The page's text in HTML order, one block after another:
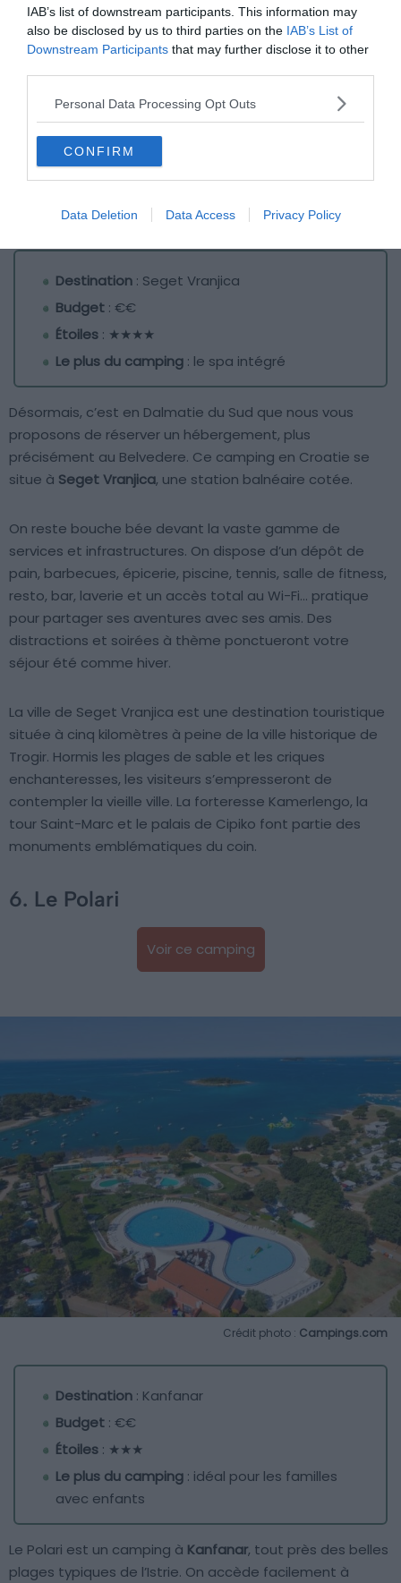
IAB’s list of downstream participants. This information may
also be disclosed by us to third parties on the IAB’s List of
Downstream Participants that may further disclose it to other
Personal Data Processing Opt Outs
CONFIRM
Data Deletion Data Access Privacy Policy
Crédit photo :Campings.com
Destination : Seget Vranjica
Budget : €€
Étoiles : ★★★★
Le plus du camping : le spa intégré
Désormais, c’est en Dalmatie du Sud que nous vous
proposons de réserver un hébergement, plus
précisément au Belvedere. Ce camping en Croatie se
situe à Seget Vranjica, une station balnéaire cotée.
On reste bouche bée devant la vaste gamme de
services et infrastructures. On dispose d’un dépôt de
pain, barbecues, épicerie, piscine, tennis, salle de fitness,
resto, bar, laverie et un accès total au Wi-Fi… pratique
pour partager ses aventures avec ses amis. Des
distractions et soirées à thème ponctueront votre
séjour été comme hiver.
La ville de Seget Vranjica est une destination touristique
située à cinq kilomètres à peine de la ville historique de
Trogir. Hormis les plages de sable et les criques
enchanteresses, les visiteurs s’empresseront de
contempler la vieille ville. La forteresse Kamerlengo, la
tour Saint-Marc et le palais de Cipiko font partie des
monuments emblématiques du coin.
6. Le Polari
Voir ce camping
Crédit photo : Campings.com
Destination : Kanfanar
Budget : €€
Étoiles : ★★★
Le plus du camping : idéal pour les familles
avec enfants
Le Polari est un camping à Kanfanar, tout près des belles
plages typiques de l’Istrie. On accède facilement à